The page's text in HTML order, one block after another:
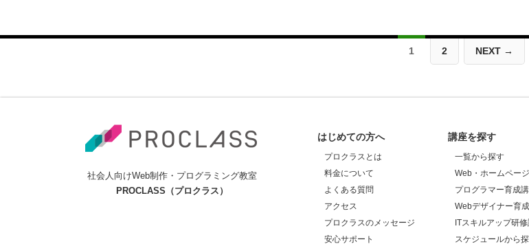
1 2 NEXT →
社会人向けWeb制作・プログラミング教室
PROCLASS（プロクラス）
はじめての方へ
プロクラスとは
料金について
よくある質問
アクセス
プロクラスのメッセージ
安心サポート
講座を探す
一覧から探す
Web・ホームペー
プログラマー育成
Webデザイナー育
ITスキルアップ研
スケジュールから